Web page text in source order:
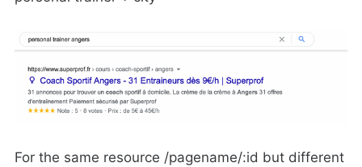
For the same resource /pagename/:id but different